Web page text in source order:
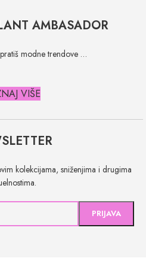
AMBASADOR
modne trendove …
VIŠE
kolekcijama, sniženjima i drugima